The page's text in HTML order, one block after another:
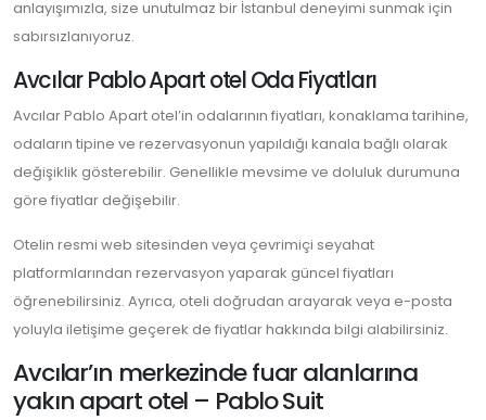
anlayışımızla, size unutulmaz bir İstanbul deneyimi sunmak için
sabırsızlanıyoruz.
Avcılar Pablo Apart otel Oda Fiyatları
Avcılar Pablo Apart otel’in odalarının fiyatları, konaklama tarihine,
odaların tipine ve rezervasyonun yapıldığı kanala bağlı olarak
değişiklik gösterebilir. Genellikle mevsime ve doluluk durumuna
göre fiyatlar değişebilir.
Otelin resmi web sitesinden veya çevrimiçi seyahat
platformlarından rezervasyon yaparak güncel fiyatları
öğrenebilirsiniz. Ayrıca, oteli doğrudan arayarak veya e-posta
yoluyla iletişime geçerek de fiyatlar hakkında bilgi alabilirsiniz.
Avcılar’ın merkezinde fuar alanlarına
yakın apart otel – Pablo Suit